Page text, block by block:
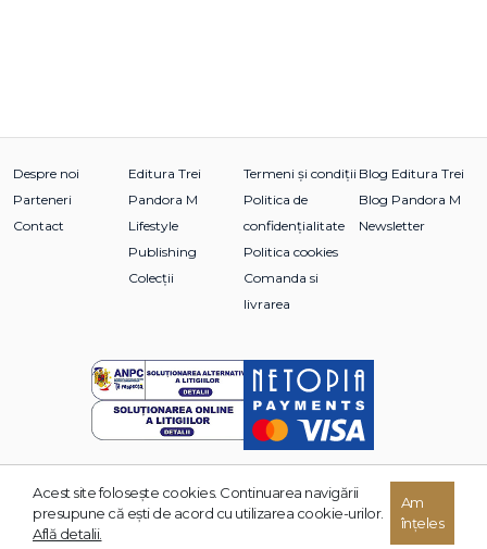
Despre noi
Parteneri
Contact
Editura Trei
Pandora M
Lifestyle
Publishing
Colecții
Termeni și condiții
Politica de
confidențialitate
Politica cookies
Comanda si
livrarea
Blog Editura Trei
Blog Pandora M
Newsletter
© 2026 Grupul Editorial TREI. Toate drepturile rezervate.
Acest site foloseşte cookies. Continuarea navigării
presupune că eşti de acord cu utilizarea cookie-urilor.
Află detalii.
Am
înțeles